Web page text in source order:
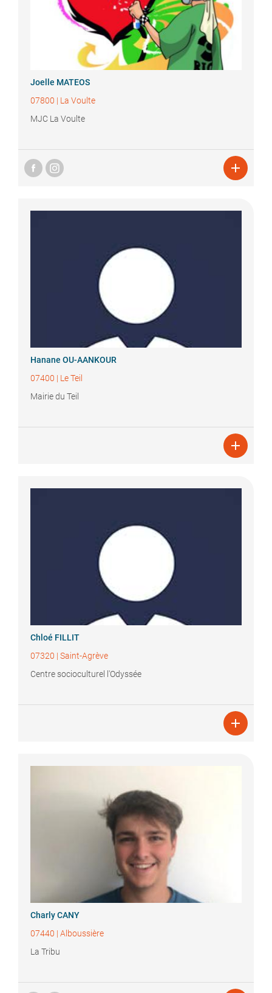
Joelle MATEOS
07800 | La Voulte
MJC La Voulte

Hanane OU-AANKOUR
07400 | Le Teil
Mairie du Teil

Chloé FILLIT
07320 | Saint-Agrève
Centre socioculturel l'Odyssée

CharlyCANY
07440 | Alboussière
La Tribu